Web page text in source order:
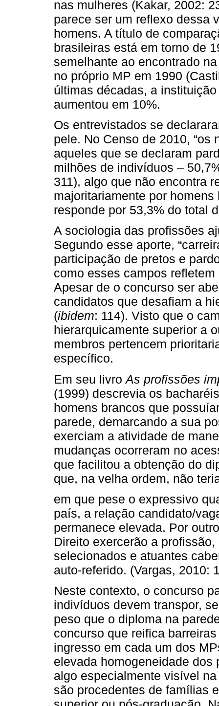
nas mulheres (Kakar, 2002:
parece ser um reflexo dessa
homens. A título de
brasileiras está em torno de
semelhante ao encontrado
no próprio MP em 1990
últimas décadas, a
aumentou em 10%.
Os entrevistados se
pele. No Censo de 2010,
aqueles que se declaram
milhões de indivíduos –
311), algo que não encontra
majoritariamente por
responde por 53,3% do total
A sociologia das profissões
Segundo esse aporte,
participação de pretos e
como esses campos
Apesar de o concurso ser
candidatos que desafiam a
(ibidem: 114). Visto que o
hierarquicamente superior a
membros pertencem
específico.
Em seu livro As profissões
(1999) descrevia os
homens brancos que
parede, demarcando a sua
exerciam a atividade de
mudanças ocorreram no
que facilitou a obtenção do
que, na velha ordem, não
em que pese o expressivo
país, a relação candidato/
permanece elevada. Por
Direito exercerão a
selecionados e atuantes
auto‑referido. (Vargas, 2010:
Neste contexto, o concurso
indivíduos devem transpor,
peso que o diploma na
concurso que reifica
ingresso em cada um dos
elevada homogeneidade dos
algo especialmente visível
são procedentes de famílias